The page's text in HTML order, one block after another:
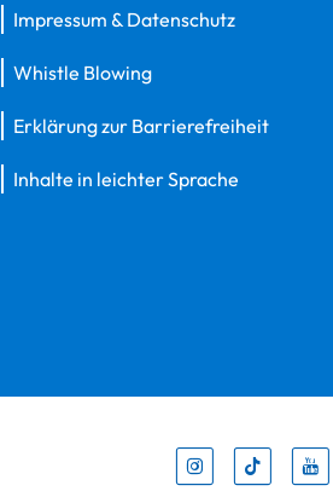
Impressum & Datenschutz
Whistle Blowing
Erklärung zur Barrierefreiheit
Inhalte in leichter Sprache